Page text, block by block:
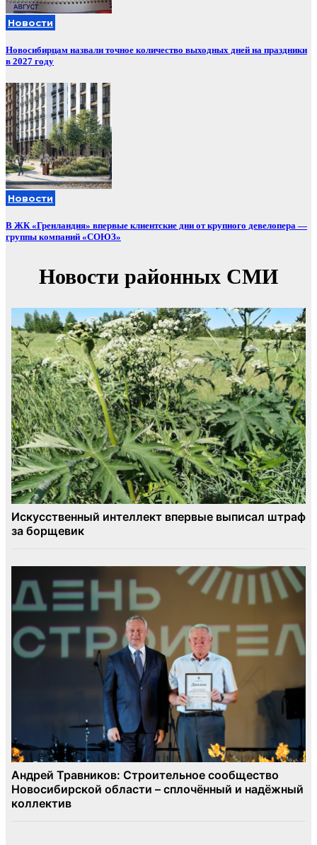
Новости
Новосибирцам назвали точное количество выходных дней на праздники
в 2027 году
Новости
В ЖК «Гренландия» впервые клиентские дни от крупного девелопера —
группы компаний «СОЮЗ»